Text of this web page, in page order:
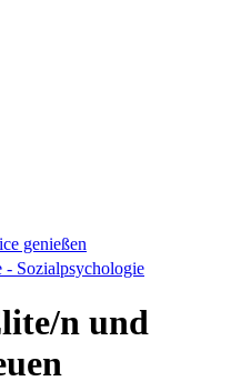
genießen
- Sozialpsychologie
n und